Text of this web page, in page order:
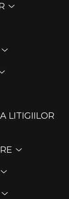
LITIGIILOR